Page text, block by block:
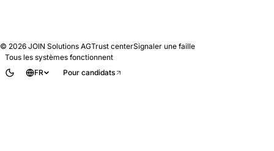
© 2026 JOIN Solutions AGTrust centerSignaler une faille
Tous les systèmes fonctionnent
FR
Pour candidats